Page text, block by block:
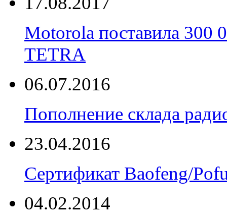
Motorola поставила
TETRA
06.07.2016
Пополнение склада
23.04.2016
Сертификат Baofeng/
04.02.2014